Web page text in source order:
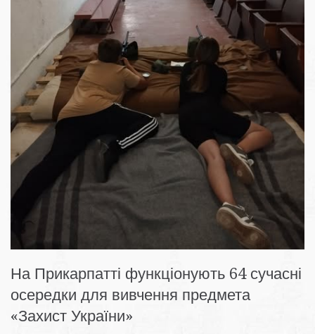
На Прикарпатті функціонують 64 сучасні
осередки для вивчення предмета
«Захист України»